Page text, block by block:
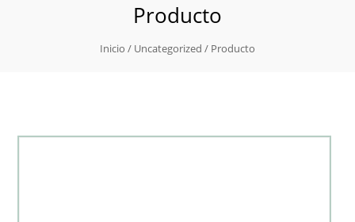
Producto
Inicio / Uncategorized / Producto